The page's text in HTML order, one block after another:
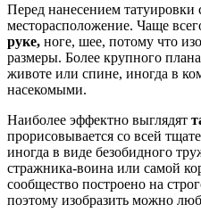
Перед нанесением татуировки
месторасположение. Чаще
руке, ноге, шее, потому что
размеры. Более крупного
животе или спине, иногда в
насекомыми.
Наиболее эффектно выглядят
прорисовывается со всей
иногда в виде безобидного
стражника-воина или самой
сообщество построено на
поэтому изобразить можно